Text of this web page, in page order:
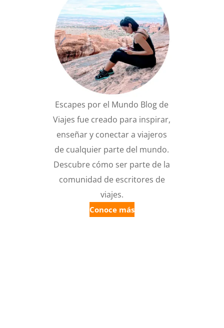
Escapes por el Mundo Blog de
Viajes fue creado para inspirar,
enseñar y conectar a viajeros
de cualquier parte del mundo.
Descubre cómo ser parte de la
comunidad de escritores de
viajes.
Conoce más